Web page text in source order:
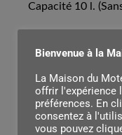
Capacité 10 l.
Bienvenue à la
La Maison du
offrir l'expérience
préférences. En
consentez à
vous pouvez